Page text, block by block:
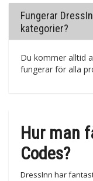
Fungerar
kategorier?
Du kommer alltid
fungerar för alla
Hur man
Codes?
DressInn har